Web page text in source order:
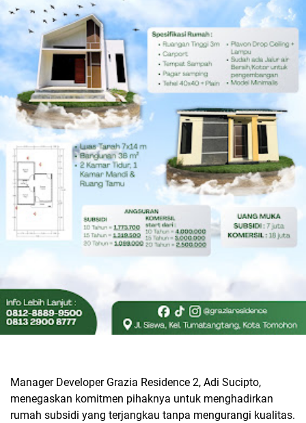
Manager Developer Grazia Residence 2, Adi Sucipto,
menegaskan komitmen pihaknya untuk menghadirkan
rumah subsidi yang terjangkau tanpa mengurangi kualitas.